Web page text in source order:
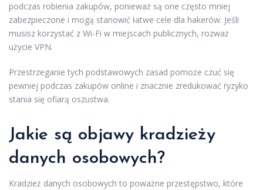
podczas robienia zakupów, ponieważ są one często mniej
zabezpieczone i mogą stanowić łatwe cele dla hakerów. Jeśli
musisz korzystać z Wi-Fi w miejscach publicznych, rozważ
użycie VPN.
Przestrzeganie tych podstawowych zasad pomoże czuć się
pewniej podczas zakupów online i znacznie zredukować ryzyko
stania się ofiarą oszustwa.
Jakie są objawy kradzieży
danych osobowych?
Kradzież danych osobowych to poważne przestępstwo, które